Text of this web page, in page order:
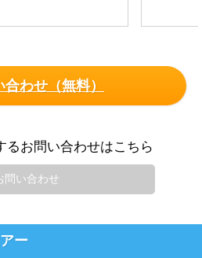
わせ（無料）
るお問い合わせはこちら
問い合わせ
ー